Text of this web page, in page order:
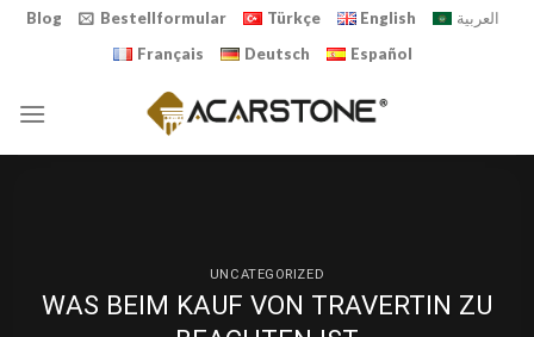
SkipBlog Bestellformular Türkçe English
العربية
Français
Deutsch Español
UNCATEGORIZED
WAS BEIM KAUF VON TRAVERTIN ZU